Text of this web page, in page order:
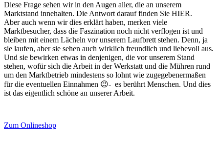
Diese Frage sehen wir in den Augen aller, die an unserem
Marktstand innehalten. Die Antwort darauf finden Sie HIER.
Aber auch wenn wir dies erklärt haben, merken viele
Marktbesucher, dass die Faszination noch nicht verflogen ist und
bleiben mit einem Lächeln vor unserem Laufbrett stehen. Denn, ja
sie laufen, aber sie sehen auch wirklich freundlich und liebevoll aus.
Und sie bewirken etwas in denjenigen, die vor unserem Stand
stehen, wofür sich die Arbeit in der Werkstatt und die Mühren rund
um den Marktbetrieb mindestens so lohnt wie zugegebenermaßen
für die eventuellen Einnahmen 😉- es berührt Menschen. Und dies
ist das eigentlich schöne an unserer Arbeit.
Zum Onlineshop